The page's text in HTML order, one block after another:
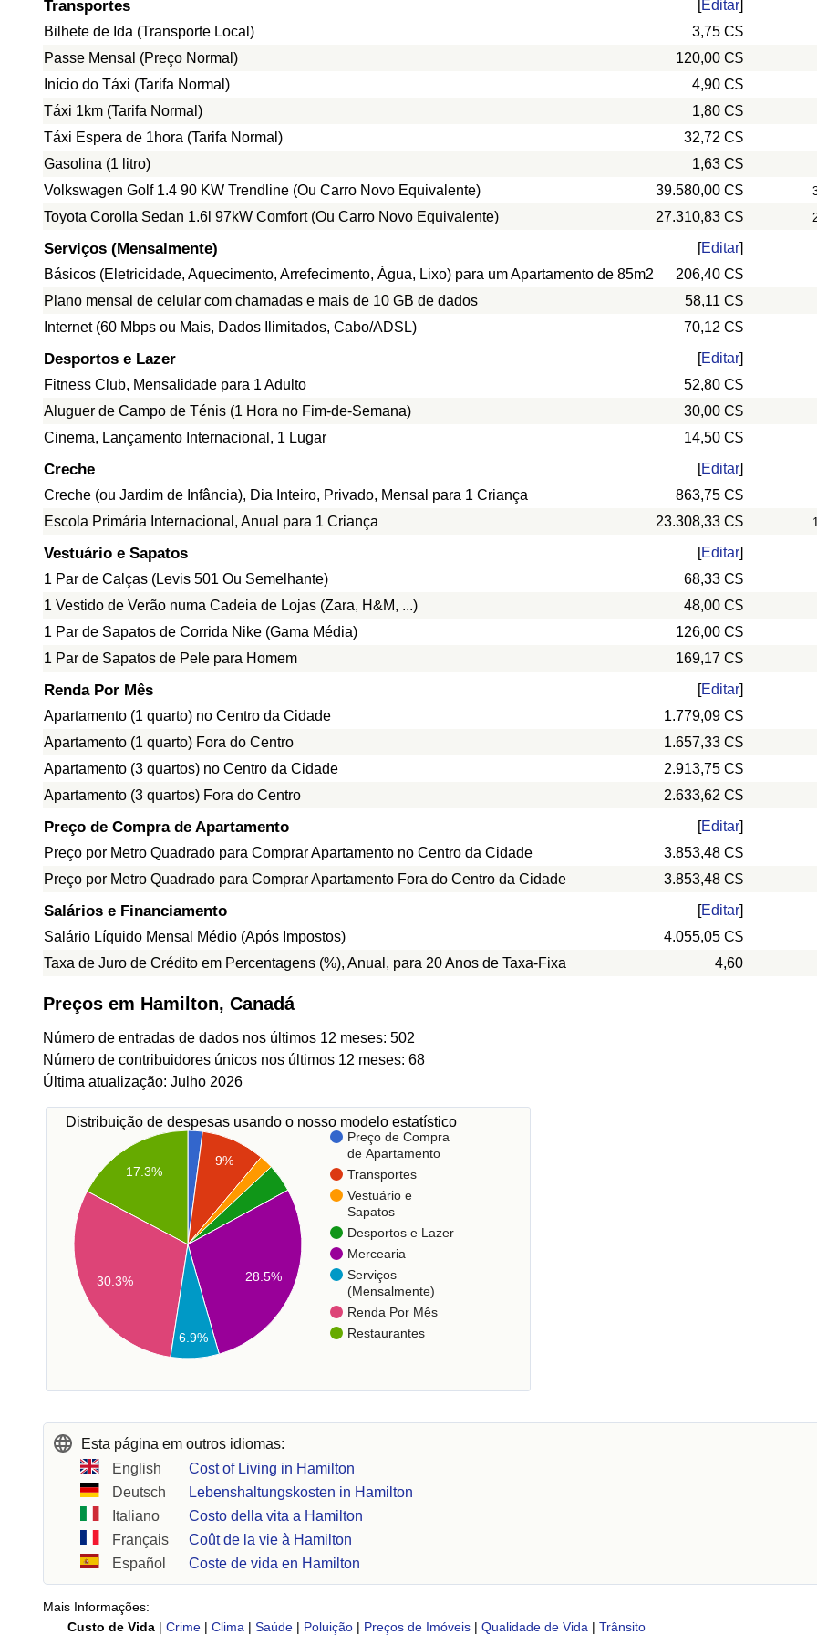
Transportes Editar
Bilhete de Ida (Transporte Local)
3,75 C$
Passe Mensal (Preço Normal)
120,00 C$
Início do Táxi (Tarifa Normal)
4,90 C$
Táxi 1km (Tarifa Normal)
1,80 C$
Táxi Espera de 1hora (Tarifa Normal)
32,72 C$
Gasolina (1 litro)
1,63 C$
Volkswagen Golf 1.4 90 KW Trendline (Ou Carro Novo Equivalente)
39.580,00 C$
Toyota Corolla Sedan 1.6l 97kW Comfort (Ou Carro Novo Equivalente) 27.310,83 C$
Serviços (Mensalmente) [Editar]
Básicos (Eletricidade, Aquecimento, Arrefecimento, Água, Lixo) para um Apartamento de 85m2
206,40 C$
Plano mensal de celular com chamadas e mais de 10 GB de dados
58,11 C$
Internet (60 Mbps ou Mais, Dados Ilimitados, Cabo/ADSL)
70,12 C$
Desportos e Lazer [Editar]
Fitness Club, Mensalidade para 1 Adulto
52,80 C$
Aluguer de Campo de Ténis (1 Hora no Fim-de-Semana)
30,00 C$
Cinema, Lançamento Internacional, 1 Lugar
14,50 C$
Creche [Editar]
Creche (ou Jardim de Infância), Dia Inteiro, Privado, Mensal para 1 Criança
863,75 C$
Escola Primária Internacional, Anual para 1 Criança
23.308,33 C$
Vestuário e Sapatos [Editar]
1 Par de Calças (Levis 501 Ou Semelhante)
68,33 C$
1 Vestido de Verão numa Cadeia de Lojas (Zara, H&M, ...)
48,00 C$
1 Par de Sapatos de Corrida Nike (Gama Média)
126,00 C$
1 Par de Sapatos de Pele para Homem
169,17 C$
Renda Por Mês [Editar]
Apartamento (1 quarto) no Centro da Cidade
1.779,09 C$
Apartamento (1 quarto) Fora do Centro
1.657,33 C$
Apartamento (3 quartos) no Centro da Cidade
2.913,75 C$
Apartamento (3 quartos) Fora do Centro
2.633,62 C$
Preço de Compra de Apartamento [Editar]
Preço por Metro Quadrado para Comprar Apartamento no Centro da Cidade
3.853,48 C$
Preço por Metro Quadrado para Comprar Apartamento Fora do Centro da Cidade
3.853,48 C$
Salários e Financiamento [Editar]
Salário Líquido Mensal Médio (Após Impostos)
4.055,05 C$
Taxa de Juro de Crédito em Percentagens (%), Anual, para 20 Anos de Taxa-Fixa
4,60
Preços em Hamilton, Canadá
Número de entradas de dados nos últimos 12 meses: 502
Número de contribuidores únicos nos últimos 12 meses: 68
Última atualização: Julho 2026
Distribuição de despesas usando o nosso modelo estatístico
Preço de Compra
de Apartamento
Transportes
Vestuário e
Sapatos
Desportos e Lazer
Mercearia
Serviços
(Mensalmente)
Renda Por Mês
Restaurantes
9%
28.5%
17.3%
30.3%
6.9%
Esta página em outros idiomas:
English
Cost of Living in Hamilton
Deutsch
Lebenshaltungskosten in Hamilton
Italiano
Costo della vita a Hamilton
Français
Coût de la vie à Hamilton
Español
Coste de vida en Hamilton
Mais Informações:
Custo de Vida | Crime | Clima | Saúde | Poluição | Preços de Imóveis | Qualidade de Vida | Trânsito